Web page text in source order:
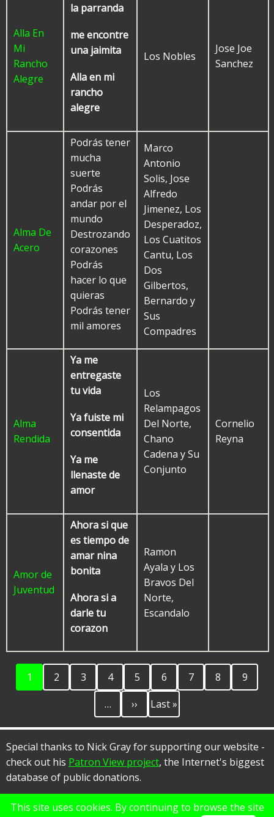
Alla En
Mi
Rancho
Alegre
la parranda
me encontre
una jaimita
Alla en mi
rancho
alegre
Los Nobles
Jose Joe
Sanchez
Alma De
Acero
Podrás tener
mucha
suerte
Podrás
andar por el
mundo
Destrozando
corazones
Podrás
hacer lo que
quieras
Podrás tener
mil amores
Marco
Antonio
Solis, Jose
Alfredo
Jimenez, Los
Desperadoz,
Los Cuatitos
Cantu, Los
Dos
Gilbertos,
Bernardo y
Sus
Compadres
Alma
Rendida
Ya me
entregaste
tu vida
Ya fuiste mi
consentida
Ya me
llenaste de
amor
Los
Relampagos
Del Norte,
Chano
Cadena y Su
Conjunto
Cornelio
Reyna
Amor de
Juventud
Ahora si que
es tiempo de
amar nina
bonita
Ahora si a
darle tu
corazon
Ramon
Ayala y Los
Bravos Del
Norte,
Escandalo
Pagination
Current
page
1 Page
2 Page
3 Page
4 Page
5 Page
6 Page
7 Page
8 Page
9
…
page
››
Last
page
Last »
Special thanks to Nick Gray for supporting our website -
check out his Patron View project, the Internet's biggest
database of public donations.
© 2026 Rancho Alegre, All rights reserved.
This site uses cookies. By continuing to browse the site